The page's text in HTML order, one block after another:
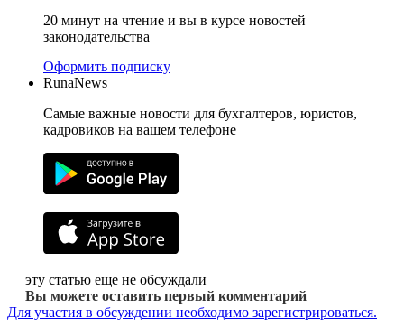
20 минут на чтение и вы в курсе новостей
законодательства
Оформить подписку
RunaNews
Самые важные новости для бухгалтеров, юристов,
кадровиков на вашем телефоне
эту статью еще не обсуждали
Вы можете оставить первый комментарий
Для участия в обсуждении необходимо зарегистрироваться.